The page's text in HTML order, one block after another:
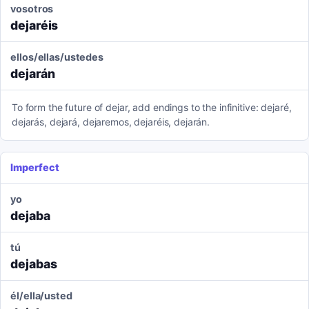
vosotros
dejaréis
ellos/ellas/ustedes
dejarán
To form the future of dejar, add endings to the infinitive: dejaré,
dejarás, dejará, dejaremos, dejaréis, dejarán.
Imperfect
yo
dejaba
tú
dejabas
él/ella/usted